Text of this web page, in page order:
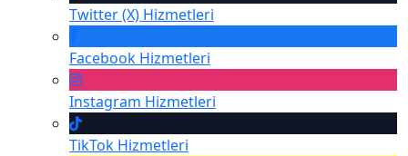
Twitter (X) Hizmetleri
Facebook Hizmetleri
Instagram Hizmetleri
TikTok Hizmetleri